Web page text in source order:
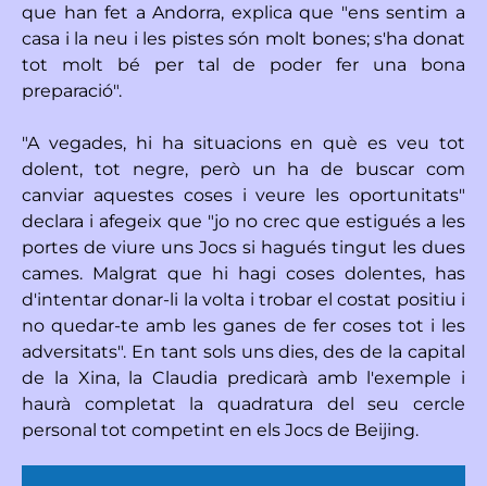
que han fet a Andorra, explica que "ens sentim a
casa i la neu i les pistes són molt bones; s'ha donat
tot molt bé per tal de poder fer una bona
preparació".
"A vegades, hi ha situacions en què es veu tot
dolent, tot negre, però un ha de buscar com
canviar aquestes coses i veure les oportunitats"
declara i afegeix que "jo no crec que estigués a les
portes de viure uns Jocs si hagués tingut les dues
cames. Malgrat que hi hagi coses dolentes, has
d'intentar donar-li la volta i trobar el costat positiu i
no quedar-te amb les ganes de fer coses tot i les
adversitats". En tant sols uns dies, des de la capital
de la Xina, la Claudia predicarà amb l'exemple i
haurà completat la quadratura del seu cercle
personal tot competint en els Jocs de Beijing.